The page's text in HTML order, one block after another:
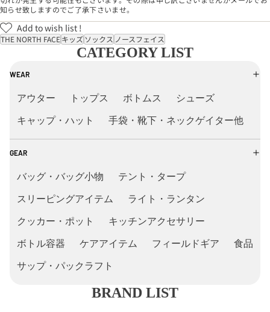
知らせ致しますのでご了承下さいませ。
Add to wish list !
THE NORTH FACEキッズソックス ノースフェイス
CATEGORY LIST
WEAR
アウター トップス ボトムス シューズ
キャップ・ハット 手袋・靴下・ネックゲイター他
GEAR
バッグ・バッグ小物 テント・タープ
スリーピングアイテム ライト・ランタン
クッカー・ポット キッチンアクセサリー
ボトル容器 ケアアイテム フィールドギア 食品
サップ・パックラフト
BRAND LIST